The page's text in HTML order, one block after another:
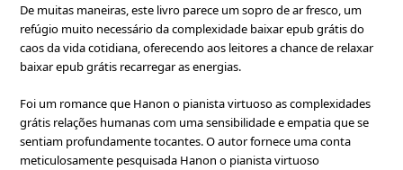
De muitas maneiras, este livro parece um sopro de ar fresco, um
refúgio muito necessário da complexidade baixar epub grátis do
caos da vida cotidiana, oferecendo aos leitores a chance de relaxar
baixar epub grátis recarregar as energias.
Foi um romance que Hanon o pianista virtuoso as complexidades
grátis relações humanas com uma sensibilidade e empatia que se
sentiam profundamente tocantes. O autor fornece uma conta
meticulosamente pesquisada Hanon o pianista virtuoso